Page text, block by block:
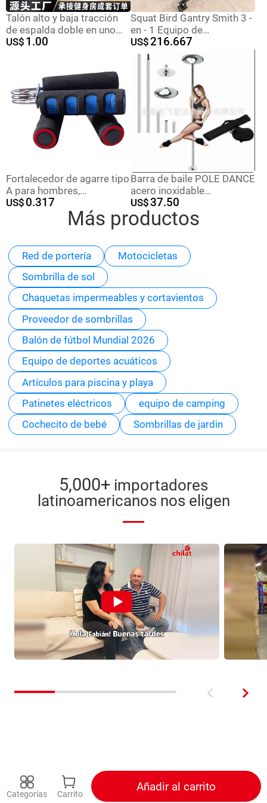
Talón alto y baja tracción
de espalda doble en uno
entrenador de elevación de
hombros empujando pecho
US$ 1.00
Squat Bird Gantry Smith 3 -
en - 1 Equipo de
entrenamiento
multifuncional comercial
US$216.667
Fortalecedor de agarre tipo
A para hombres,
rehabilitación y
entrenamiento de dedos
US$ 0.317
Barra de baile POLE DANCE
acero inoxidable
entrenamiento abdominal
fitness en casa
US$37.50
Más productos
Red de portería
Motocicletas
Sombrilla de sol
Chaquetas impermeables y cortavientos
Proveedor de sombrillas
Balón de fútbol Mundial 2026
Equipo de deportes acuáticos
Artículos para piscina y playa
Patinetes eléctricos
equipo de camping
Cochecito de bebé
Sombrillas de jardin
5,000+ importadores
latinoamericanos nos eligen
Categorías Carrito
Añadir al carrito